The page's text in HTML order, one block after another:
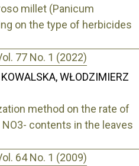
millet (Panicum
on the type of herbicides
77 No. 1 (2022)
WŁODZIMIERZ
method on the rate of
contents in the leaves
64 No. 1 (2009)